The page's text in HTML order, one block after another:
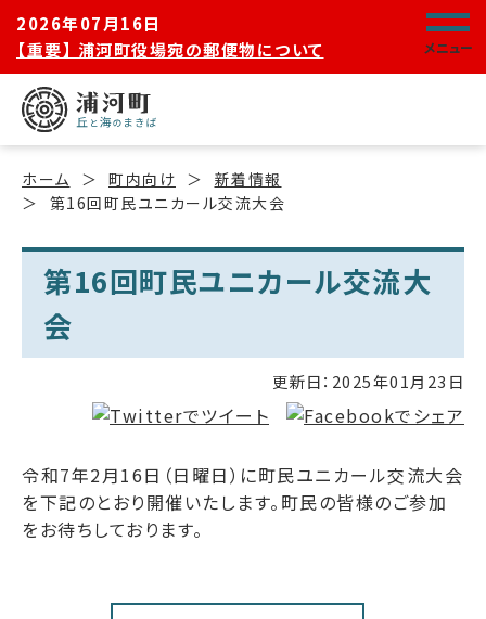
2026年07月16日
【重要】 浦河町役場宛の郵便物について
メニュー
ホーム 町内向け
新着情報
第16回町民ユニカール交流大会
第16回町民ユニカール交流大
会
更新日： 2025年01月23日
令和7年2月16日（日曜日）に町民ユニカール交流大会
を下記のとおり開催いたします。町民の皆様のご参加
をお待ちしております。